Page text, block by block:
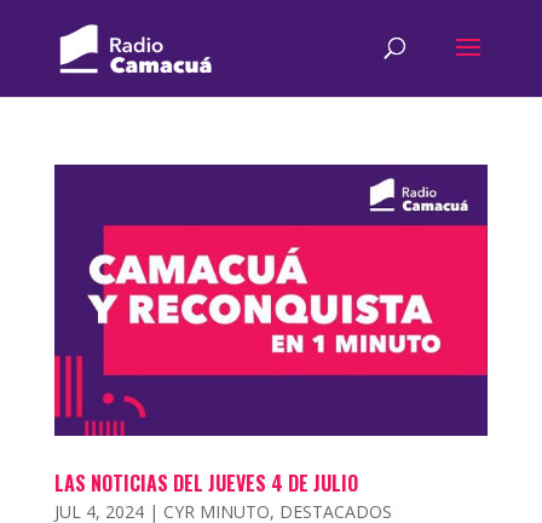
LAS NOTICIAS DEL JUEVES 4 DE JULIO
JUL 4, 2024| CYR MINUTO, DESTACADOS